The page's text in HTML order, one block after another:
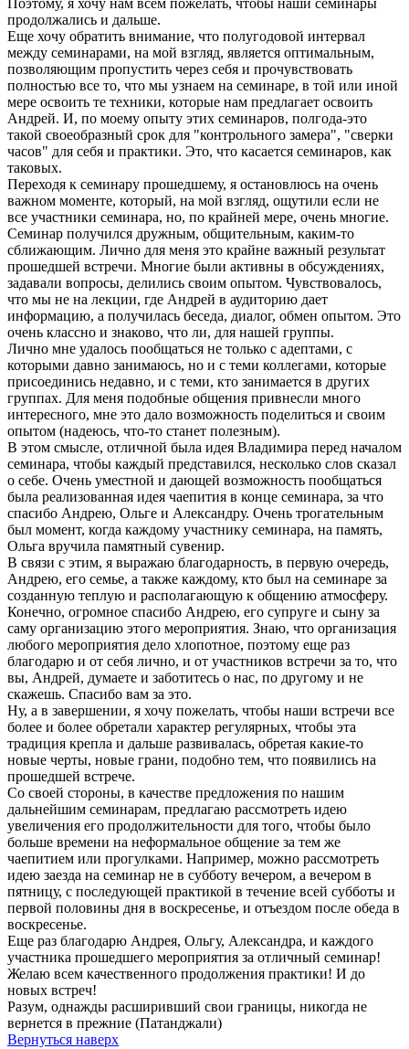
Поэтому, я хочу нам всем пожелать, чтобы наши семинары
продолжались и дальше.
Еще хочу обратить внимание, что полугодовой интервал
между семинарами, на мой взгляд, является оптимальным,
позволяющим пропустить через себя и прочувствовать
полностью все то, что мы узнаем на семинаре, в той или иной
мере освоить те техники, которые нам предлагает освоить
Андрей. И, по моему опыту этих семинаров, полгода-это
такой своеобразный срок для "контрольного замера", "сверки
часов" для себя и практики. Это, что касается семинаров, как
таковых.
Переходя к семинару прошедшему, я остановлюсь на очень
важном моменте, который, на мой взгляд, ощутили если не
все участники семинара, но, по крайней мере, очень многие.
Семинар получился дружным, общительным, каким-то
сближающим. Лично для меня это крайне важный результат
прошедшей встречи. Многие были активны в обсуждениях,
задавали вопросы, делились своим опытом. Чувствовалось,
что мы не на лекции, где Андрей в аудиторию дает
информацию, а получилась беседа, диалог, обмен опытом. Это
очень классно и знаково, что ли, для нашей группы.
Лично мне удалось пообщаться не только с адептами, с
которыми давно занимаюсь, но и с теми коллегами, которые
присоединись недавно, и с теми, кто занимается в других
группах. Для меня подобные общения привнесли много
интересного, мне это дало возможность поделиться и своим
опытом (надеюсь, что-то станет полезным).
В этом смысле, отличной была идея Владимира перед началом
семинара, чтобы каждый представился, несколько слов сказал
о себе. Очень уместной и дающей возможность пообщаться
была реализованная идея чаепития в конце семинара, за что
спасибо Андрею, Ольге и Александру. Очень трогательным
был момент, когда каждому участнику семинара, на память,
Ольга вручила памятный сувенир.
В связи с этим, я выражаю благодарность, в первую очередь,
Андрею, его семье, а также каждому, кто был на семинаре за
созданную теплую и располагающую к общению атмосферу.
Конечно, огромное спасибо Андрею, его супруге и сыну за
саму организацию этого мероприятия. Знаю, что организация
любого мероприятия дело хлопотное, поэтому еще раз
благодарю и от себя лично, и от участников встречи за то, что
вы, Андрей, думаете и заботитесь о нас, по другому и не
скажешь. Спасибо вам за это.
Ну, а в завершении, я хочу пожелать, чтобы наши встречи все
более и более обретали характер регулярных, чтобы эта
традиция крепла и дальше развивалась, обретая какие-то
новые черты, новые грани, подобно тем, что появились на
прошедшей встрече.
Со своей стороны, в качестве предложения по нашим
дальнейшим семинарам, предлагаю рассмотреть идею
увеличения его продолжительности для того, чтобы было
больше времени на неформальное общение за тем же
чаепитием или прогулками. Например, можно рассмотреть
идею заезда на семинар не в субботу вечером, а вечером в
пятницу, с последующей практикой в течение всей субботы и
первой половины дня в воскресенье, и отъездом после обеда в
воскресенье.
Еще раз благодарю Андрея, Ольгу, Александра, и каждого
участника прошедшего мероприятия за отличный семинар!
Желаю всем качественного продолжения практики! И до
новых встреч!
Разум, однажды расширивший свои границы, никогда не
вернется в прежние (Патанджали)
Вернуться наверх